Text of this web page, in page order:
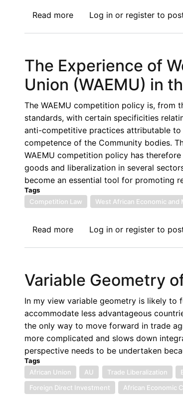
Souverainete
Monetaire
de
L'ouest
Read moreabout
réforme
du
franc
CFA
en
Afrique
de
l'Ouest:
Tout
change
que
de
des
réformes
en
cours
en
Afrique
de
l’Ouest
sur
le
Log inor registerto
The Experience of
Union (WAEMU) in
The WAEMU competition policy is, from
standards, with certain specificities
anti-competitive practices attributable
competence of the Community bodies.
WAEMU competition policy has
goods and liberalization in several
become an essential tool for promoting
Tags
Competition Law
West African Economic and
Read moreabout
West
Economic
and
Monetary
Union
(WAEMU)
in
the
Field
Log inor registerto
Variable Geometry
In my view variable geometry is likely to
accommodate less advantageous
the only way to move forward in trade
more complicated and slows down
perspective needs to be undertaken
Tags
African Union
AU Trade Liberalization
Foreign Direct Investment
African Economic